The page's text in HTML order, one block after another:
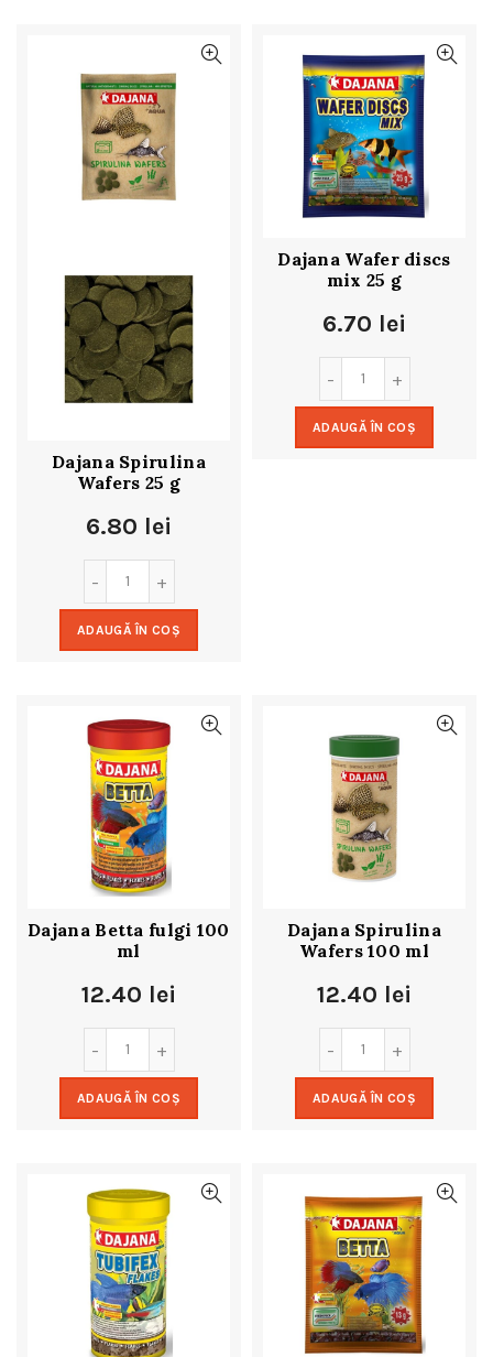
Dajana Spirulina
Wafers 25 g
6.80 lei
ADAUGĂ ÎN COȘ
Dajana Wafer discs
mix 25 g
6.70 lei
ADAUGĂ ÎN COȘ
Dajana Betta fulgi 100
ml
12.40 lei
ADAUGĂ ÎN COȘ
Dajana Spirulina
Wafers 100 ml
12.40 lei
ADAUGĂ ÎN COȘ